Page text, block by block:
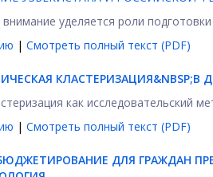
уделяется роли
| Смотреть полный текст (PDF)
как исследовательский
| Смотреть полный текст (PDF)
ДЛЯ ГРАЖДАН